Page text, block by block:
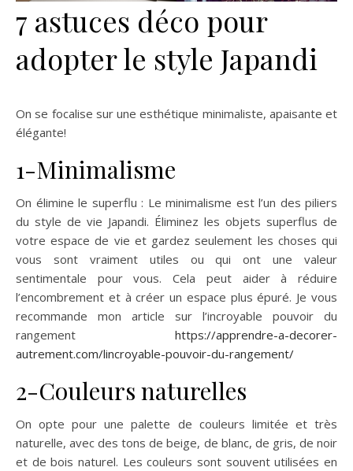
7 astuces déco pour
adopter le style Japandi
On se focalise sur une esthétique minimaliste, apaisante et
élégante!
1-Minimalisme
On élimine le superflu : Le minimalisme est l’un des piliers
du style de vie Japandi. Éliminez les objets superflus de
votre espace de vie et gardez seulement les choses qui
vous sont vraiment utiles ou qui ont une valeur
sentimentale pour vous. Cela peut aider à réduire
l’encombrement et à créer un espace plus épuré. Je vous
recommande mon article sur l’incroyable pouvoir du
rangement https://apprendre-a-decorer-
autrement.com/lincroyable-pouvoir-du-rangement/
2-Couleurs naturelles
On opte pour une palette de couleurs limitée et très
naturelle, avec des tons de beige, de blanc, de gris, de noir
et de bois naturel. Les couleurs sont souvent utilisées en